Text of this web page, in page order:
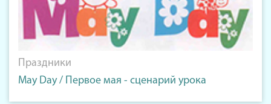
Праздники
May Day / Первое мая - сценарий урока